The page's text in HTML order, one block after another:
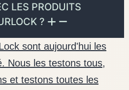
LES PRODUITS
?
sont aujourd'hui les
Nous les testons tous,
et testons toutes les